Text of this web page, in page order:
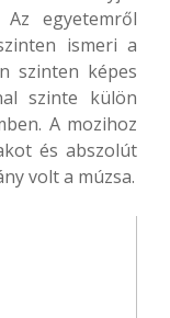
egyetemről
ismeri a
szinten képes
szinte külön
A mozihoz
és abszolút
volt a múzsa.